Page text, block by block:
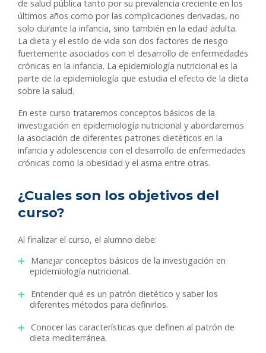
de salud pública tanto por su prevalencia creciente en los
últimos años como por las complicaciones derivadas, no
solo durante la infancia, sino también en la edad adulta.
La dieta y el estilo de vida son dos factores de riesgo
fuertemente asociados con el desarrollo de enfermedades
crónicas en la infancia. La epidemiología nutricional es la
parte de la epidemiología que estudia el efecto de la dieta
sobre la salud.
En este curso trataremos conceptos básicos de la
investigación en epidemiología nutricional y abordaremos
la asociación de diferentes patrones dietéticos en la
infancia y adolescencia con el desarrollo de enfermedades
crónicas como la obesidad y el asma entre otras.
¿Cuales son los objetivos del
curso?
Al finalizar el curso, el alumno debe:
Manejar conceptos básicos de la investigación en
epidemiología nutricional.
Entender qué es un patrón dietético y saber los
diferentes métodos para definirlos.
Conocer las características que definen al patrón de
dieta mediterránea.